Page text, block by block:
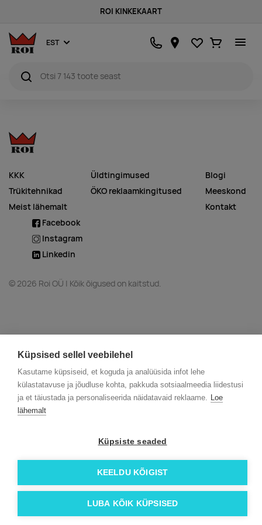
Küpsised sellel veebilehel
Kasutame küpsiseid, et koguda ja analüüsida infot lehe
külastatavuse ja jõudluse kohta, pakkuda sotsiaalmeedia liidestusi
ja et täiustada ja personaliseerida näidatavaid reklaame. Loe
lähemalt
Küpsiste seaded
KEELDU KÕIGIST
LUBA KÕIK KÜPSISED
ROI KINKEKAART
EST Lemmikud
Ostukorv
KKK
Trükitehnikad
Meist lähemalt
Üldtingimused
ÖKO reklaamkingitused
Blogi
Meeskond
Kontakt
Facebook
Instagram
Linkedin
© 2026 Roi OÜ | Kõik õigused on kaitstud.